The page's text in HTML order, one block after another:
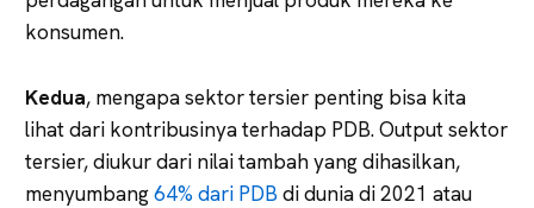
konsumen.
Kedua, mengapa sektor tersier penting bisa kita
lihat dari kontribusinya terhadap PDB. Output sektor
tersier, diukur dari nilai tambah yang dihasilkan,
menyumbang64% dari PDBdi dunia di 2021 atau